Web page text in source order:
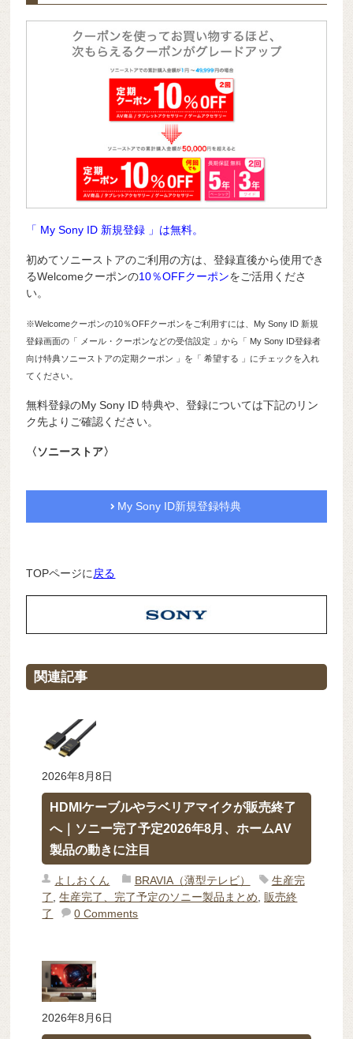
「 My Sony ID 新規登録 」は無料。
初めてソニーストアのご利用の方は、登録直後から使用でき
るWelcomeクーポンの10％OFFクーポンをご活用くださ
い。
※Welcomeクーポンの10％OFFクーポンをご利用すには、My Sony ID 新規
登録画面の「 メール・クーポンなどの受信設定 」から「 My Sony ID登録者
向け特典ソニーストアの定期クーポン 」を「 希望する 」にチェックを入れ
てください。
無料登録のMy Sony ID 特典や、登録については下記のリン
ク先よりご確認ください。
〈ソニーストア〉
My Sony ID新規登録特典
TOPページに戻る
関連記事
2026年8月8日
HDMIケーブルやラベリアマイクが販売終了
へ｜ソニー完了予定2026年8月、ホームAV
製品の動きに注目
よしおくん BRAVIA（薄型テレビ）
生産完
了
,生産完了、完了予定のソニー製品まとめ
販売終
了
0 Comments
2026年8月6日